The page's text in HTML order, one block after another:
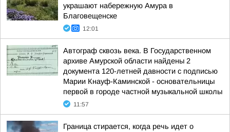
украшают набережную Амура в
Благовещенске
12:01
Автограф сквозь века. В Государственном
архиве Амурской области найдены 2
документа 120-летней давности с подписью
Марии Кнауф-Каминской - основательницы
первой в городе частной музыкальной школы
11:57
Граница стирается, когда речь идет о